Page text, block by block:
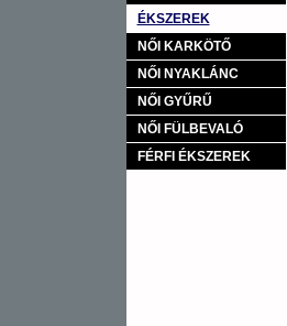
ÉKSZEREK
NŐI KARKÖTŐ
NŐI NYAKLÁNC
NŐI GYŰRŰ
NŐI FÜLBEVALÓ
FÉRFI ÉKSZEREK